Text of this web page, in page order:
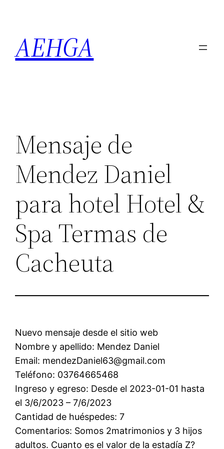
contenido
AEHGA
Mensaje de
Mendez Daniel
para hotel Hotel &
Spa Termas de
Cacheuta
Nuevo mensaje desde el sitio web
Nombre y apellido: Mendez Daniel
Email: mendezDaniel63@gmail.com
Teléfono: 03764665468
Ingreso y egreso: Desde el 2023-01-01 hasta
el 3/6/2023 – 7/6/2023
Cantidad de huéspedes: 7
Comentarios: Somos 2matrimonios y 3 hijos
adultos. Cuanto es el valor de la estadía Z?